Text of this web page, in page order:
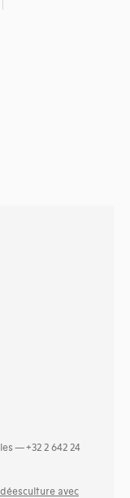
— +32 2 642 24
avec